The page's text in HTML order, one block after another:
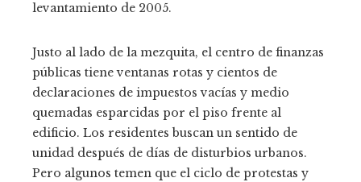
levantamiento de 2005.
Justo al lado de la mezquita, el centro de finanzas
públicas tiene ventanas rotas y cientos de
declaraciones de impuestos vacías y medio
quemadas esparcidas por el piso frente al
edificio. Los residentes buscan un sentido de
unidad después de días de disturbios urbanos.
Pero algunos temen que el ciclo de protestas y